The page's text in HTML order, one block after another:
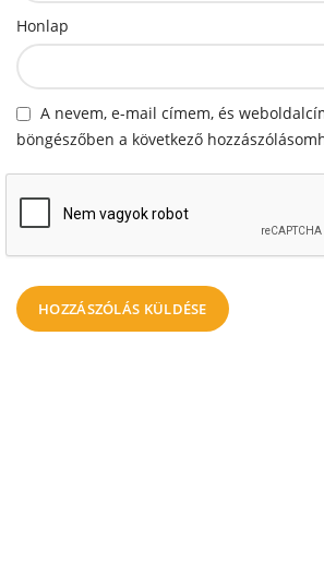
Honlap
A nevem, e-mail címem, és
böngészőben a következő